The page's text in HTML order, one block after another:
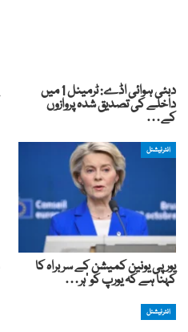
دبئی ہوائی اڈے: ٹرمینل 1 میں
داخلے کی تصدیق شدہ پروازوں
کے…
انٹرنیشنل
یورپی یونین کمیشن کے سربراہ کا
کہنا ہے کہ یورپ کو ‘ہر…
انٹرنیشنل